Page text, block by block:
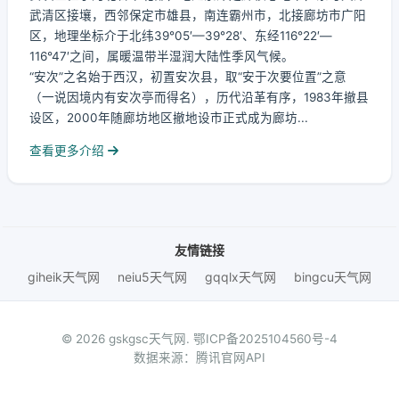
武清区接壤，西邻保定市雄县，南连霸州市，北接廊坊市广阳
区，地理坐标介于北纬39°05′—39°28′、东经116°22′—
116°47′之间，属暖温带半湿润大陆性季风气候。
“安次”之名始于西汉，初置安次县，取“安于次要位置”之意
（一说因境内有安次亭而得名），历代沿革有序，1983年撤县
设区，2000年随廊坊地区撤地设市正式成为廊坊...
查看更多介绍
友情链接
giheik天气网
neiu5天气网 gqqlx天气网 bingcu天气网
© 2026 gskgsc天气网. 鄂ICP备2025104560号-4
数据来源：腾讯官网API